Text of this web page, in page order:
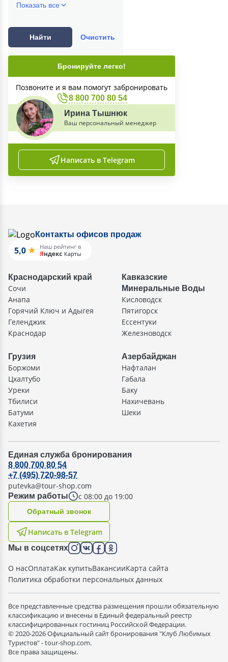
Показать все
Найти Очистить
Бронируйте легко!
Позвоните и я вам помогут забронировать
8 800 700 80 54
Ирина Тышнюк
Ваш персональный менеджер
Написать в Telegram
Контакты офисов продаж
Краснодарский край
Сочи
Анапа
Горячий Ключ и Адыгея
Геленджик
Краснодар
Кавказские
Минеральные Воды
Кисловодск
Пятигорск
Ессентуки
Железноводск
Грузия
Боржоми
Цхалтубо
Уреки
Тбилиси
Батуми
Кахетия
Азербайджан
Нафталан
Габала
Баку
Нахичевань
Шеки
Единая служба бронирования
Режим работы с 08:00 до 19:00
8 800 700 80 54
+7 (495) 720-98-57
putevka@tour-shop.com
Написать в Telegram
Oбратный звонок
Мы в соцсетях
О насОплатаКак купитьВакансииКарта сайта
Политика обработки персональных данных
Все представленные средства размещения прошли обязательную
классификацию и внесены в Единый федеральный реестр
классифицированных гостиниц Российской Федерации.
© 2020-2026 Официальный сайт бронирования "Клуб Любимых
Туристов" - tour-shop.com.
Все права защищены.